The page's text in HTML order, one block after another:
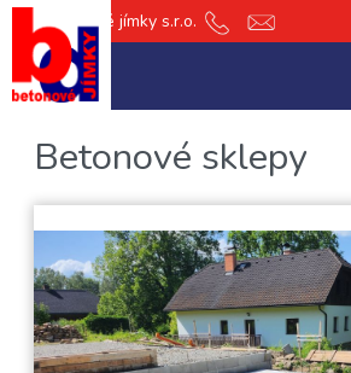
db Betonové jímky s.r.o.
+420jimky@db-
Betonové sklepy